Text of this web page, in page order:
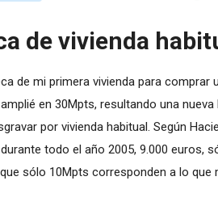
de vivienda
de mi primera vivienda para comprar
en 30Mpts, resultando una
por vivienda habitual. Según
todo el año 2005, 9.000 euros,
sólo 10Mpts corresponden a lo que